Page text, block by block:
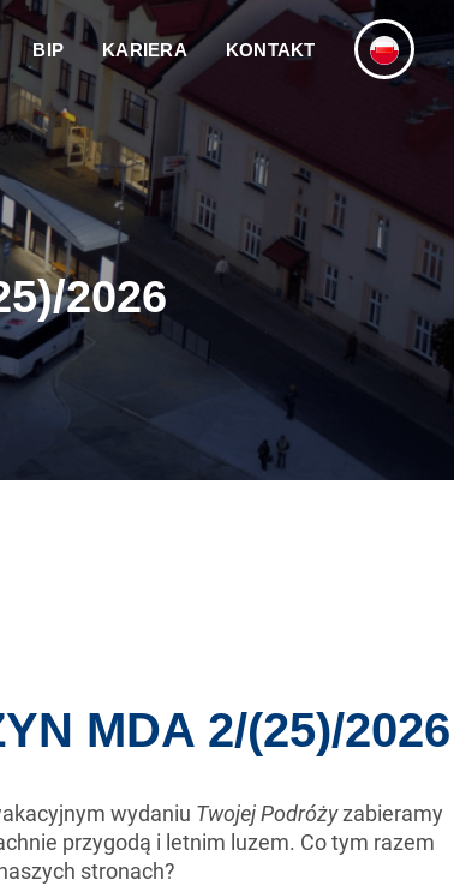
BIP KARIERA KONTAKT
2026
MDA 2/(25)/2026
wydaniu Twojej Podróżyzabieramy
przygodą i letnim luzem. Co tym razem
stronach?